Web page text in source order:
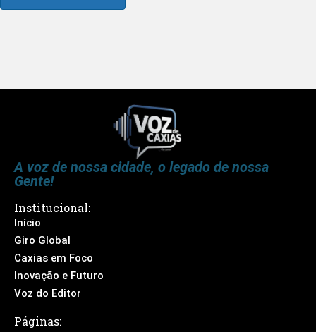
A voz de nossa cidade, o legado de nossa
Gente!
Institucional:
Início
Giro Global
Caxias em Foco
Inovação e Futuro
Voz do Editor
Páginas: